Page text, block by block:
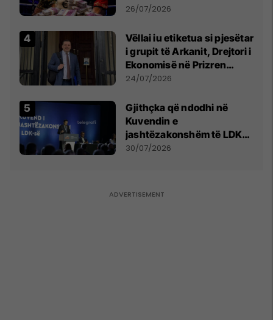
e Prenga
26/07/2026
Vëllai iu etiketua si pjesëtar
i grupit të Arkanit, Drejtori i
Ekonomisë në Prizren
mohon pretendimet
24/07/2026
Gjithçka që ndodhi në
Kuvendin e
jashtëzakonshëm të LDK-
së
30/07/2026